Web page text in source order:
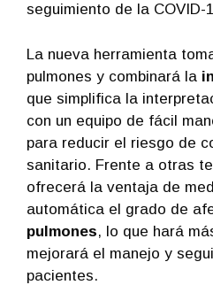
seguimiento de la COVID-
La nueva herramienta
pulmones y combinará la
que simplifica la
con un equipo de fácil
para reducir el riesgo de
sanitario. Frente a otras
ofrecerá la ventaja de
automática el grado de
pulmones, lo que hará
mejorará el manejo y
pacientes.